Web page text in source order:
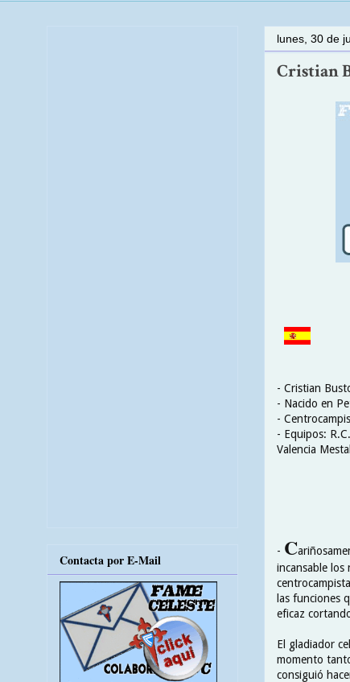
lunes, 30 de
Cristian
- Cristian
- Nacido en
-
- Equipos:
Valencia
- C
incansable
las funciones
eficaz
El gladiador
momento
consiguió
Contacta por E-Mail